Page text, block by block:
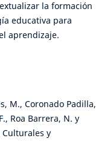
la formación
educativa para
aprendizaje.
M., Coronado Padilla,
Roa Barrera, N. y
Culturales y